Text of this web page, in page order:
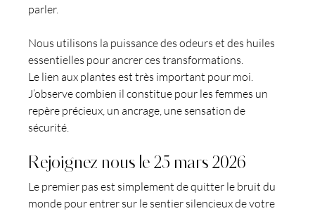
parler.
Nous utilisons la puissance des odeurs et des huiles
essentielles pour ancrer ces transformations.
Le lien aux plantes est très important pour moi.
J’observe combien il constitue pour les femmes un
repère précieux, un ancrage, une sensation de
sécurité.
Rejoignez nous le 25 mars 2026
Le premier pas est simplement de quitter le bruit du
monde pour entrer sur le sentier silencieux de votre